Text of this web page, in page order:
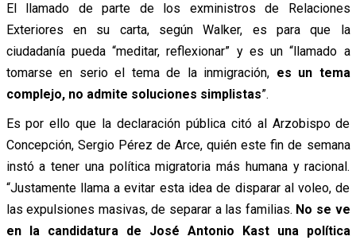
El llamado de parte de los exministros de Relaciones
Exteriores en su carta, según Walker, es para que la
ciudadanía pueda “meditar, reflexionar” y es un “llamado a
tomarse en serio el tema de la inmigración, es un tema
complejo, no admite soluciones simplistas”.
Es por ello que la declaración pública citó al Arzobispo de
Concepción, Sergio Pérez de Arce, quién este fin de semana
instó a tener una política migratoria más humana y racional.
“Justamente llama a evitar esta idea de disparar al voleo, de
las expulsiones masivas, de separar a las familias. No se ve
en la candidatura de José Antonio Kast una política